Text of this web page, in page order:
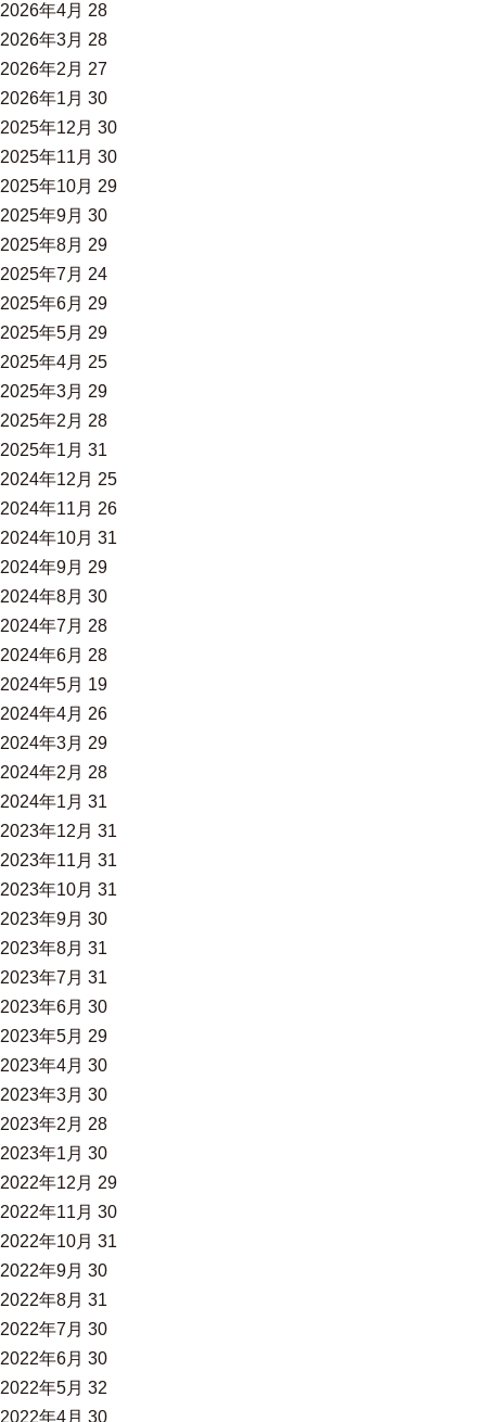
2026年4月 28
2026年3月 28
2026年2月 27
2026年1月 30
2025年12月 30
2025年11月 30
2025年10月 29
2025年9月 30
2025年8月 29
2025年7月 24
2025年6月 29
2025年5月 29
2025年4月 25
2025年3月 29
2025年2月 28
2025年1月 31
2024年12月 25
2024年11月 26
2024年10月 31
2024年9月 29
2024年8月 30
2024年7月 28
2024年6月 28
2024年5月 19
2024年4月 26
2024年3月 29
2024年2月 28
2024年1月 31
2023年12月 31
2023年11月 31
2023年10月 31
2023年9月 30
2023年8月 31
2023年7月 31
2023年6月 30
2023年5月 29
2023年4月 30
2023年3月 30
2023年2月 28
2023年1月 30
2022年12月 29
2022年11月 30
2022年10月 31
2022年9月 30
2022年8月 31
2022年7月 30
2022年6月 30
2022年5月 32
2022年4月 30